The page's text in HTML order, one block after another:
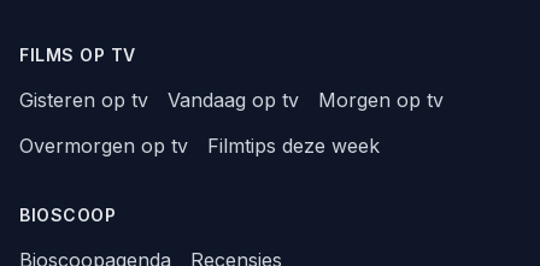
FILMS OP TV
Gisteren op tv Vandaag op tv
Morgen op tv
Overmorgen op tv
Filmtips deze week
BIOSCOOP
Bioscoopagenda
Recensies